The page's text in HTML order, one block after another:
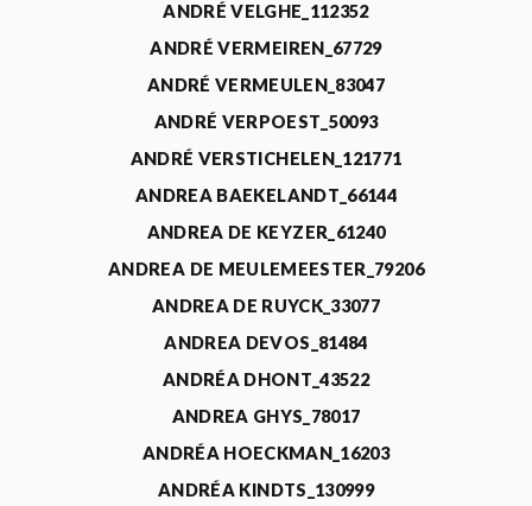
ANDRÉ VELGHE_112352
ANDRÉ VERMEIREN_67729
ANDRÉ VERMEULEN_83047
ANDRÉ VERPOEST_50093
ANDRÉ VERSTICHELEN_121771
ANDREA BAEKELANDT_66144
ANDREA DE KEYZER_61240
ANDREA DE MEULEMEESTER_79206
ANDREA DE RUYCK_33077
ANDREA DEVOS_81484
ANDRÉA DHONT_43522
ANDREA GHYS_78017
ANDRÉA HOECKMAN_16203
ANDRÉA KINDTS_130999